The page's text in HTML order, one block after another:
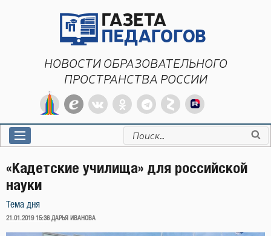
НОВОСТИ ОБРАЗОВАТЕЛЬНОГО
ПРОСТРАНСТВА РОССИИ
Искать:
«Кадетские училища» для российской
науки
Тема дня
ОПУБЛИКОВАНО
21.01.2019 15:36 ДАРЬЯ ИВАНОВА